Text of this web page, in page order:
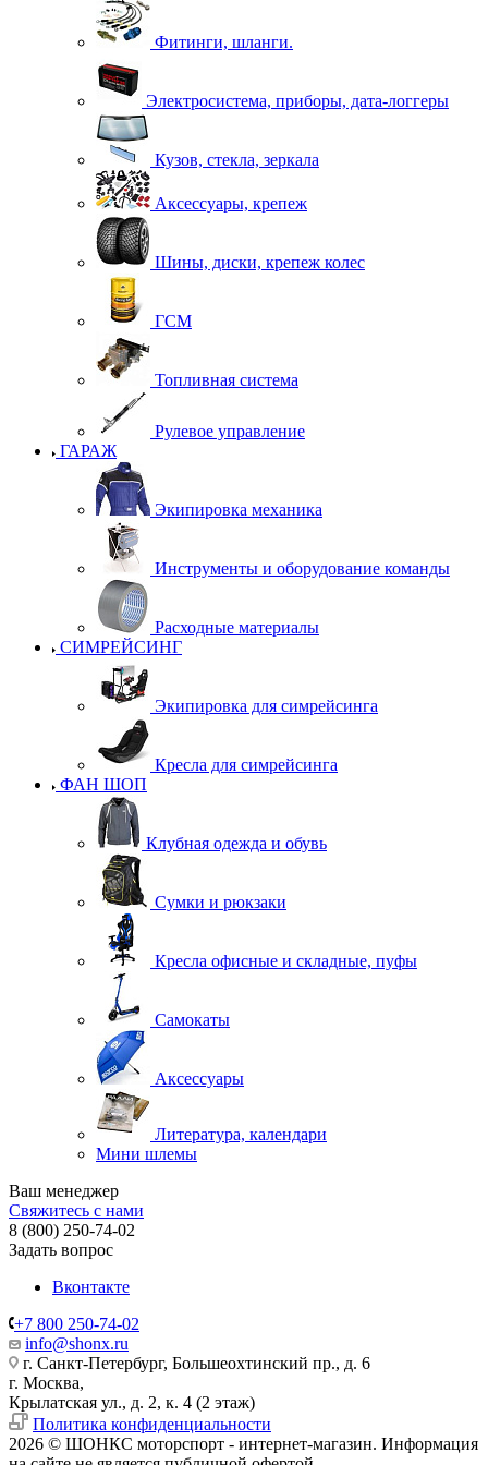
Фитинги, шланги.
Электросистема, приборы, дата-логгеры
Кузов, стекла, зеркала
Аксессуары, крепеж
Шины, диски, крепеж колес
ГСМ
Топливная система
Рулевое управление
ГАРАЖ
Экипировка механика
Инструменты и оборудование команды
Расходные материалы
СИМРЕЙСИНГ
Экипировка для симрейсинга
Кресла для симрейсинга
ФАН ШОП
Клубная одежда и обувь
Сумки и рюкзаки
Кресла офисные и складные, пуфы
Самокаты
Аксессуары
Литература, календари
Мини шлемы
Ваш менеджер
Свяжитесь с нами
8 (800) 250-74-02
Задать вопрос
Вконтакте
+7 800 250-74-02
info@shonx.ru
г. Санкт-Петербург, Большеохтинский пр., д. 6
г. Москва,
Крылатская ул., д. 2, к. 4 (2 этаж)
Политика конфиденциальности
2026 © ШОНКС моторспорт - интернет-магазин. Информация